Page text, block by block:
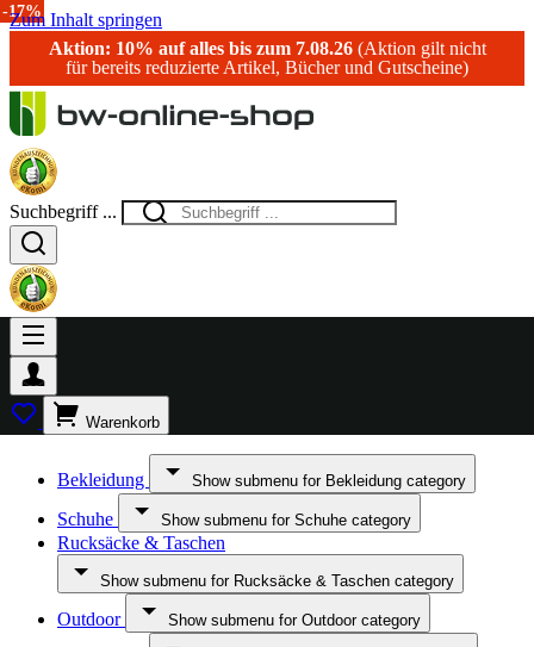
Zum Inhalt springen
Aktion: 10% auf alles bis zum 7.08.26(Aktion gilt nicht
für bereits reduzierte Artikel, Bücher und Gutscheine)
Suchbegriff ...
Warenkorb
Bekleidung Show submenu for Bekleidung category
Schuhe Show submenu for Schuhe category
Rucksäcke & Taschen
Show submenu for Rucksäcke & Taschen category
Outdoor Show submenu for Outdoor category
-10%
-17%